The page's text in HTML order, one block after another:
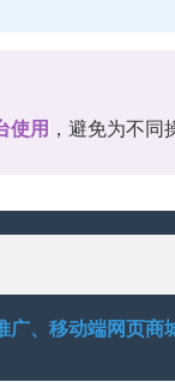
使用 ，避免为不同
广、移动端网页商